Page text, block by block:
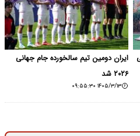
ایران دومین تیم سالخورده جام جهانی
۲۰۲۶ شد
۱۴۰۵/۳/۱۳ ۰۹:۵۵:۳۰